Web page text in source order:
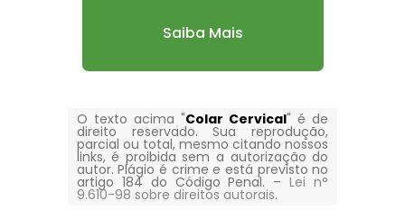
Saiba Mais
O texto acima "Colar Cervical" é de
direito reservado. Sua reprodução,
parcial ou total, mesmo citando nossos
links, é proibida sem a autorização do
autor. Plágio é crime e está previsto no
artigo 184 do Código Penal. –Lei n°
9.610-98 sobre direitos autorais.